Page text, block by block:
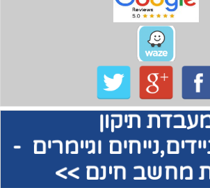
תיקון
וגיימרים -
מחשב חינם >>